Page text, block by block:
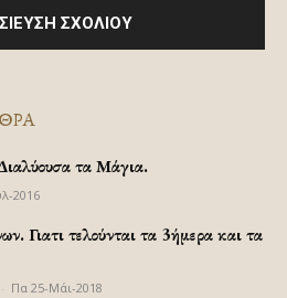
τα Μάγια.
2016
Γιατι τελούνται τα 3ήμερα και τα
Πα 25-Μάι-2018